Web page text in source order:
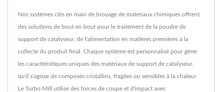
Nos systèmes clés en main de broyage de matériaux chimiques offrent
des solutions de bout en bout pour le traitement de la poudre de
support de catalyseur, de l'alimentation en matières premières à la
collecte du produit final. Chaque système est personnalisé pour gérer
les caractéristiques uniques des matériaux de support de catalyseur,
qu'il s'agisse de composés cristallins, fragiles ou sensibles à la chaleur.
Le Turbo Mill utilise des forces de coupe et d'impact avec